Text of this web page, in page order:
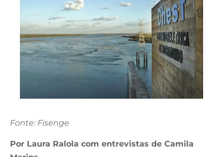
Fonte: Fisenge
Por Laura Ralola com entrevistas de Camila